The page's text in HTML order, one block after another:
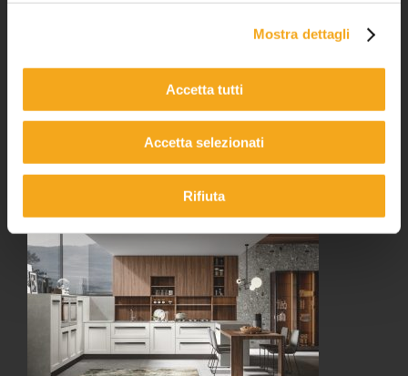
Mostra dettagli
Accetta tutti
Accetta selezionati
Rifiuta
BOSTON 5